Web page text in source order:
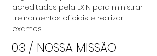
acreditados pela EXIN para ministrar
treinamentos oficiais e realizar
exames.
03 / NOSSA MISSÃO